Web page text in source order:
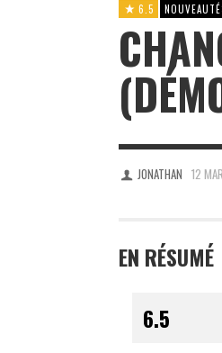
6.5
JONATHAN 12
EN RÉSUMÉ